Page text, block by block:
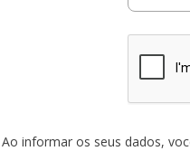
Ao informar os seus dados,